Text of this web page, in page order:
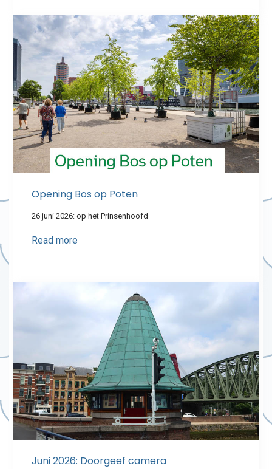
Opening Bos op Poten
26 juni 2026: op het Prinsenhoofd
Read more
Juni 2026: Doorgeef camera